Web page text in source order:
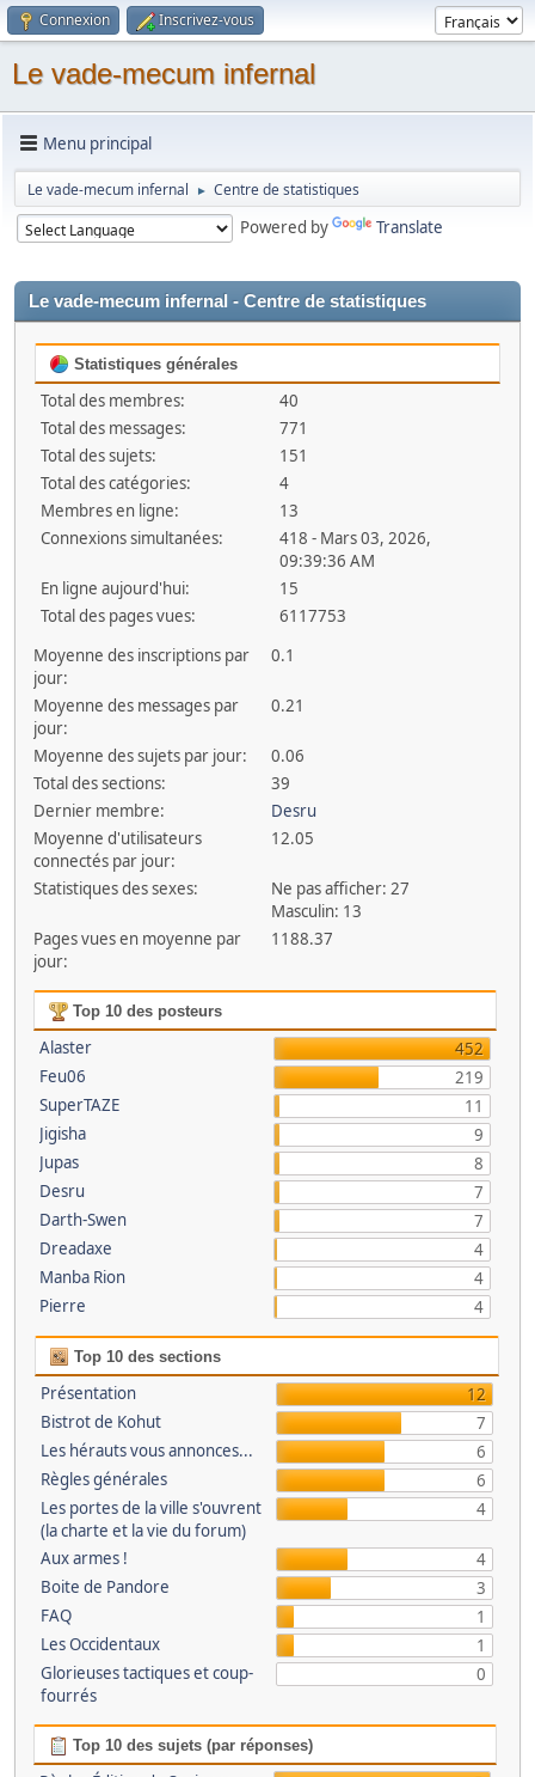
Connexion Inscrivez-vous
Le vade-mecum infernal
Menu principal
Le vade-mecum infernal ► Centre de statistiques
Powered by Translate
Le vade-mecum infernal - Centre de statistiques
Statistiques générales
Total des membres:
40
Total des messages:
771
Total des sujets:
151
Total des catégories:
4
Membres en ligne:
13
Connexions simultanées:
418 - Mars 03, 2026,
09:39:36 AM
En ligne aujourd'hui:
15
Total des pages vues:
6117753
Moyenne des inscriptions par
jour:
0.1
Moyenne des messages par
jour:
0.21
Moyenne des sujets par jour:
0.06
Total des sections:
39
Dernier membre:
Desru
Moyenne d'utilisateurs
connectés par jour:
12.05
Statistiques des sexes:
Ne pas afficher: 27
Masculin: 13
Pages vues en moyenne par
jour:
1188.37
Top 10 des posteurs
Alaster
452
Feu06
219
SuperTAZE
11
Jigisha
9
Jupas
8
Desru
7
Darth-Swen
7
Dreadaxe
4
Manba Rion
4
Pierre
4
Top 10 des sections
Présentation
12
Bistrot de Kohut
7
Les hérauts vous annonces...
6
Règles générales
6
Les portes de la ville s'ouvrent
(la charte et la vie du forum)
4
Aux armes !
4
Boite de Pandore
3
FAQ
1
Les Occidentaux
1
Glorieuses tactiques et coup-
fourrés
0
Top 10 des sujets (par réponses)